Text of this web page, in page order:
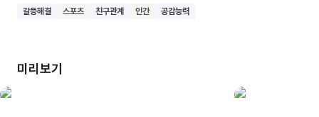
노력해요. 이 책을 읽으며 친구와 사이좋게 협동하는 마음과 서로
갈등해결 스포츠 친구관계 인간 공감능력
미리보기